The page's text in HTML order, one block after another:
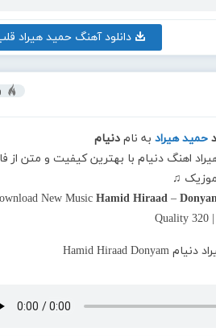
دانلود آهنگ حمید هیراد
حمید هیراد به نامدنیام
اهنگ دنیام با بهترین کیفیت و متن از
موزیک ♫
New MusicHamid Hiraad –
Quality 320